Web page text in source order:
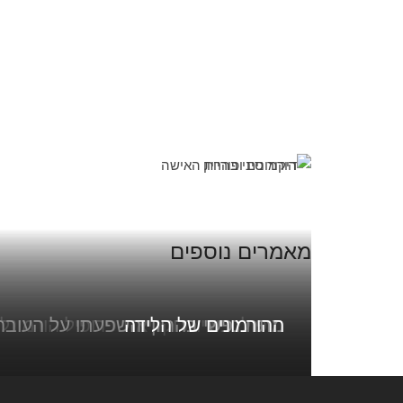
מאמרים נוספים
טיפולי פוריות וקריאת פרופיל
מתח נפשי בהריון והשפעתו על
ההורמונים של הלידה